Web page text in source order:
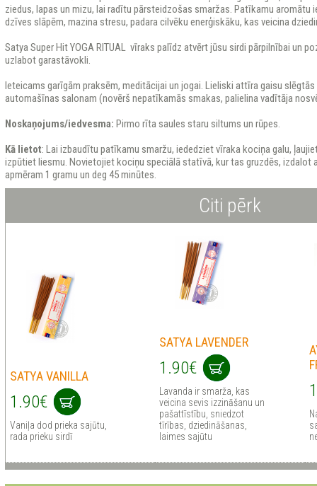
ziedus, lapas un mizu, lai radītu pārsteidzošas smaržas. Patīkamu aromātu
dzīves slāpēm, mazina stresu, padara cilvēku enerģiskāku, kas veicina
Satya Super Hit YOGA RITUAL vīraks palīdz atvērt jūsu sirdi pārpilnībai un
uzlabot garastāvokli.
Ieteicams garīgām praksēm, meditācijai un jogai. Lieliski attīra gaisu
automašīnas salonam (novērš nepatīkamās smakas, palielina vadītāja
Noskaņojums/iedvesma: Pirmo rīta saules staru siltums un rūpes.
Kā lietot: Lai izbaudītu patīkamu smaržu, iededziet vīraka kociņa galu,
izpūtiet liesmu. Novietojiet kociņu speciālā statīvā, kur tas gruzdēs, izdalot
apmēram 1 gramu un deg 45 minūtes.
Citi pērk
SATYA VANILLA
1.90€
Vaniļa dod prieka sajūtu,
rada prieku sirdī
SATYA LAVENDER
1.90€
Lavanda ir smarža, kas
veicina sevis izzināšanu un
pašattīstību, sniedzot
tīrības, dziedināšanas,
laimes sajūtu